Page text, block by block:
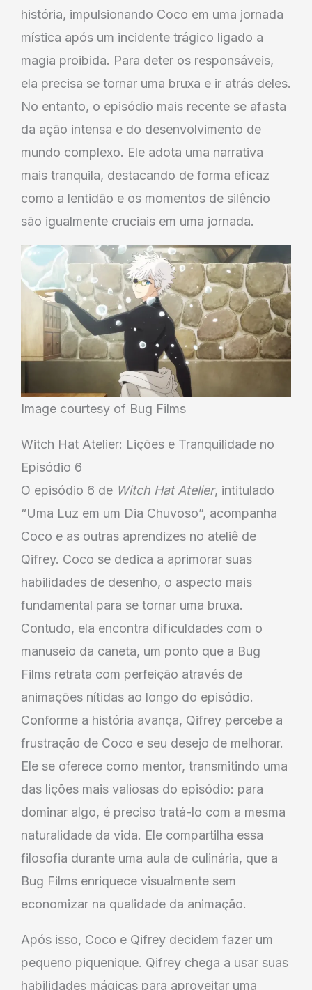
história, impulsionando Coco em uma jornada
mística após um incidente trágico ligado a
magia proibida. Para deter os responsáveis,
ela precisa se tornar uma bruxa e ir atrás deles.
No entanto, o episódio mais recente se afasta
da ação intensa e do desenvolvimento de
mundo complexo. Ele adota uma narrativa
mais tranquila, destacando de forma eficaz
como a lentidão e os momentos de silêncio
são igualmente cruciais em uma jornada.
Image courtesy of Bug Films
Witch Hat Atelier: Lições e Tranquilidade no
Episódio 6
O episódio 6 de Witch Hat Atelier, intitulado
“Uma Luz em um Dia Chuvoso”, acompanha
Coco e as outras aprendizes no ateliê de
Qifrey. Coco se dedica a aprimorar suas
habilidades de desenho, o aspecto mais
fundamental para se tornar uma bruxa.
Contudo, ela encontra dificuldades com o
manuseio da caneta, um ponto que a Bug
Films retrata com perfeição através de
animações nítidas ao longo do episódio.
Conforme a história avança, Qifrey percebe a
frustração de Coco e seu desejo de melhorar.
Ele se oferece como mentor, transmitindo uma
das lições mais valiosas do episódio: para
dominar algo, é preciso tratá-lo com a mesma
naturalidade da vida. Ele compartilha essa
filosofia durante uma aula de culinária, que a
Bug Films enriquece visualmente sem
economizar na qualidade da animação.
Após isso, Coco e Qifrey decidem fazer um
pequeno piquenique. Qifrey chega a usar suas
habilidades mágicas para aproveitar uma